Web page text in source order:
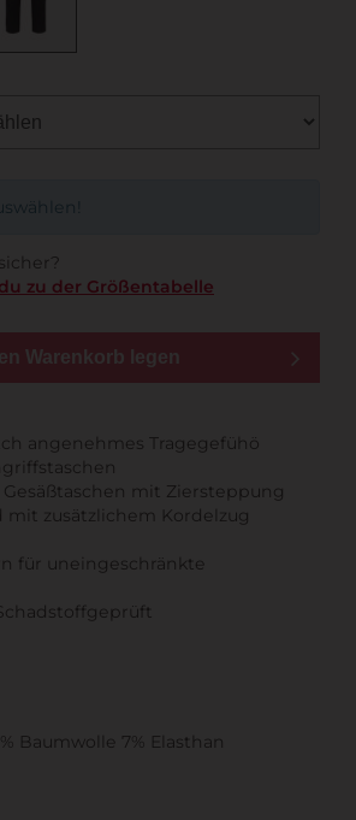
zu der Größentabelle
Warenkorb legen
angenehmes Tragegefühö
mit Ziersteppung
zusätzlichem Kordelzug
für uneingeschränkte
Baumwolle 7% Elasthan